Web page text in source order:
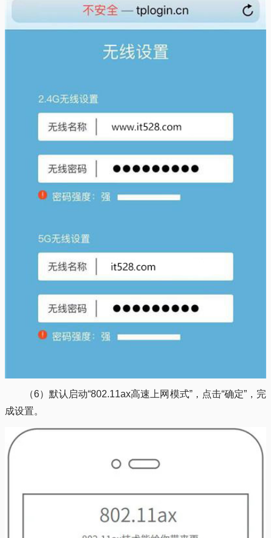
（6）默认启动“802.11ax高速上网模式”，点击“确定”，完
成设置。